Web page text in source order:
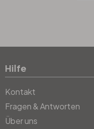
Hilfe
Kontakt
Fragen & Antworten
Über uns